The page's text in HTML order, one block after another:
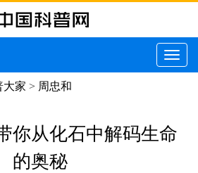
切
换
大家 > 周忠和
你从化石中解码生命
的奥秘